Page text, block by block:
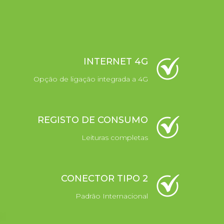
INTERNET 4G
Opção de ligação integrada a 4G
REGISTO DE CONSUMO
Leituras completas
CONECTOR TIPO 2
Padrão Internacional